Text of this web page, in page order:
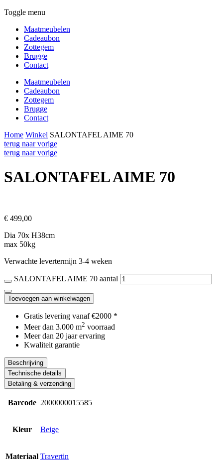
Toggle menu
Maatmeubelen
Cadeaubon
Zottegem
Brugge
Contact
Maatmeubelen
Cadeaubon
Zottegem
Brugge
Contact
Home Winkel SALONTAFEL AIME 70
terug naar vorige
terug naar vorige
SALONTAFEL AIME 70
€ 499,00
Dia 70x H38cm
max 50kg
Verwachte levertermijn 3-4 weken
SALONTAFEL AIME 70 aantal
Toevoegen aan winkelwagen
Gratis levering vanaf €2000 *
Meer dan 3.000 m2 voorraad
Meer dan 20 jaar ervaring
Kwaliteit garantie
Beschrijving
Technische details
Betaling & verzending
Barcode 2000000015585
Kleur Beige
Materiaal Travertin